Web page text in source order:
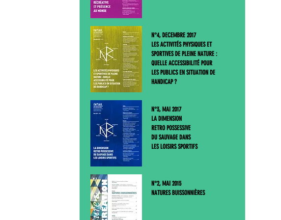
N°4, DECEMBRE 2017
LES ACTIVITÉS PHYSIQUES ET
SPORTIVES DE PLEINE NATURE :
QUELLE ACCESSIBILITÉ POUR
LES PUBLICS EN SITUATION DE
HANDICAP ?
N°3, MAI 2017
LA DIMENSION
RETRO POSSESSIVE
DU SAUVAGE DANS
LES LOISIRS SPORTIFS
N°2, MAI 2015
NATURES BUISSONNIÈRES